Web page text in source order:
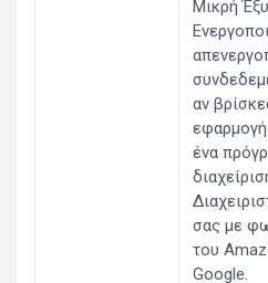
Μικρή
αν
ένα
σας με
του
Google.